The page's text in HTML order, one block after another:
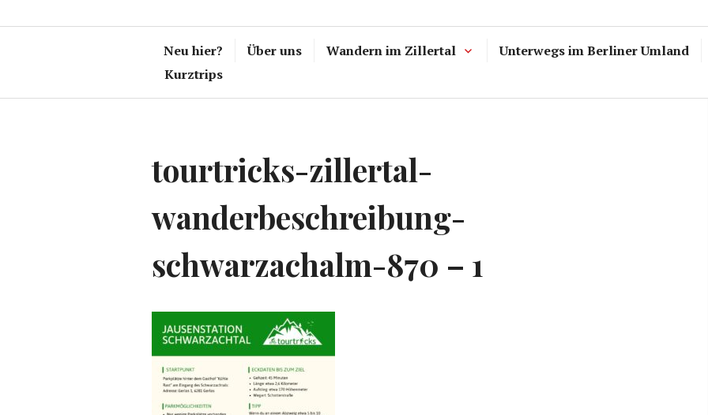
Neu hier? Über uns Wandern im Zillertal Unterwegs im Berliner Umland
Kurztrips
tourtricks-zillertal-
wanderbeschreibung-
schwarzachalm-870 – 1